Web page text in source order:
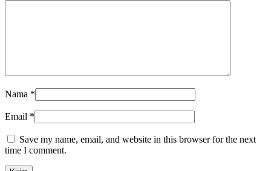
Nama *
Email *
Save my name, email, and website in this browser for the next
time I comment.